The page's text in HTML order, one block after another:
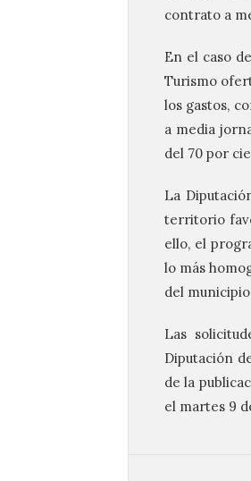
contrato a
En el caso
Turismo
los gastos,
a media
del 70 por
La
territorio
ello, el
lo más
del
Las
Diputación
de la
el martes 9